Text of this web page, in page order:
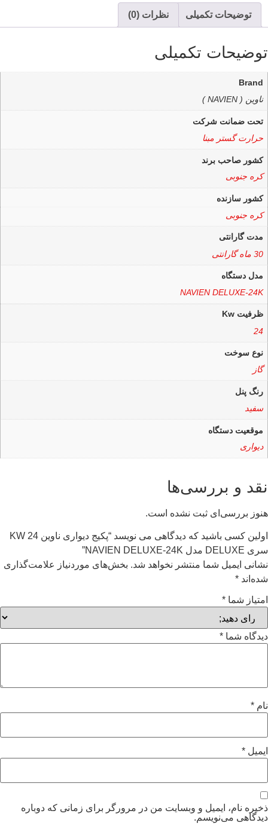
توضیحات تکمیلی نظرات (0)
توضیحات تکمیلی
Brand
ناوین ( NAVIEN )
تحت ضمانت شرکت
حرارت گستر مبنا
کشور صاحب برند
کره جنوبی
کشور سازنده
کره جنوبی
مدت گارانتی
30 ماه گارانتی
مدل دستگاه
NAVIEN DELUXE-24K
ظرفیت Kw
24
نوع سوخت
گاز
رنگ پنل
سفید
موقعیت دستگاه
دیواری
نقد و بررسی‌ها
هنوز بررسی‌ای ثبت نشده است.
اولین کسی باشید که دیدگاهی می نویسد “پکیج دیواری ناوین 24 KW
سری DELUXE مدل NAVIEN DELUXE-24K”
نشانی ایمیل شما منتشر نخواهد شد. بخش‌های موردنیاز علامت‌گذاری
شده‌اند *
امتیاز شما *
دیدگاه شما *
نام *
ایمیل *
ذخیره نام، ایمیل و وبسایت من در مرورگر برای زمانی که دوباره
دیدگاهی می‌نویسم.